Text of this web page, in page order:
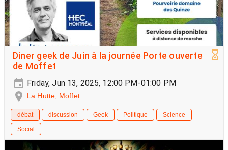
Diner geek de Juin à la journée Porte ouverte
de Moffet
Friday, Jun 13, 2025, 12:00 PM-01:00 PM
La Hutte, Moffet
débat discussion Geek Politique
Science
Social